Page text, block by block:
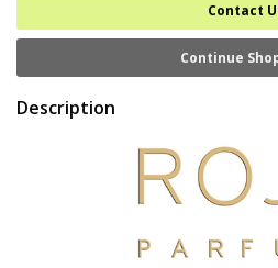
Contact
Continue
Description